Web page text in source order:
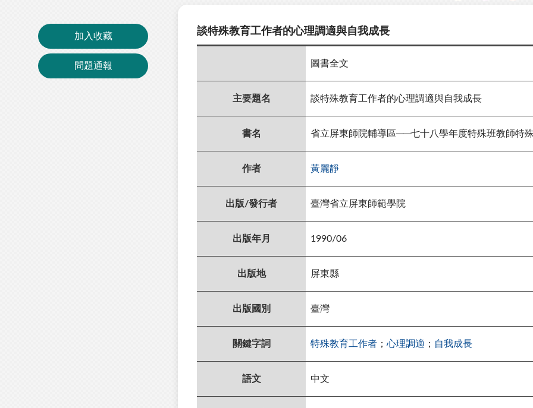
加入收藏
問題通報
談特殊教育工作者的心理調適與自我成長
圖書全文
主要題名 談特殊教育工作者的心理調適與自我成長
書名 省立屏東師院輔導區──七十八學年度特殊班教師特
作者 黃麗靜
出版/發行者 臺灣省立屏東師範學院
出版年月 1990/06
出版地 屏東縣
出版國別 臺灣
關鍵字詞 特殊教育工作者 ； 心理調適 ； 自我成長
語文 中文